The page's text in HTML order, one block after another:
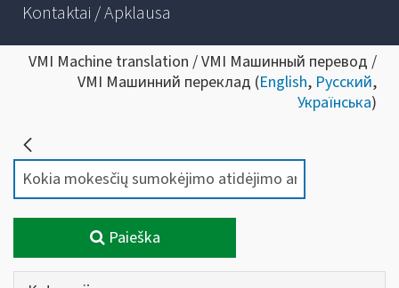
Kontaktai / Apklausa
VMI Machine translation / VMI Машинный перевод /
VMI Машинний переклад (English, Русский,
Українська)
Paieška